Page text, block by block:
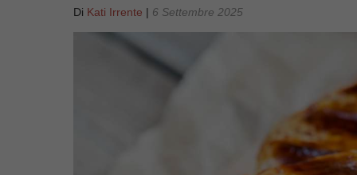
Di Kati Irrente | 6 Settembre 2025